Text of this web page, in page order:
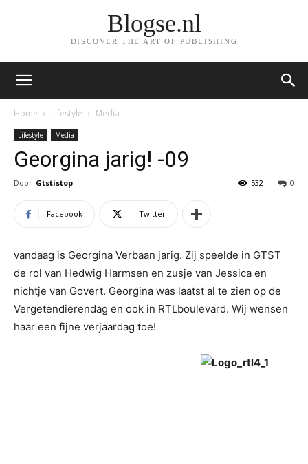
Blogse.nl
DISCOVER THE ART OF PUBLISHING
Home Lifestyle Media
Lifestyle Media
Georgina jarig! -09
Door Gtstistop - 0
532
Facebook Twitter
vandaag is Georgina Verbaan jarig. Zij speelde in GTST
de rol van Hedwig Harmsen en zusje van Jessica en
nichtje van Govert. Georgina was laatst al te zien op de
Vergetendierendag en ook in RTLboulevard. Wij wensen
haar een fijne verjaardag toe!